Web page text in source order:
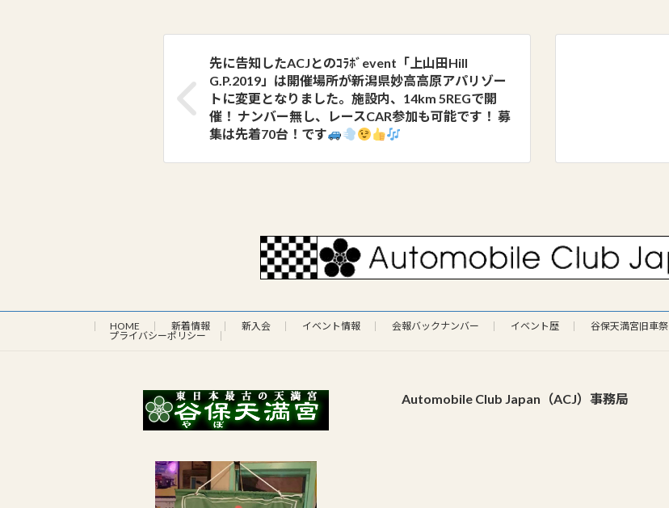
先に告知したACJとのｺﾗﾎﾞevent「上山田Hill
G.P.2019」は開催場所が新潟県妙高高原アパリゾー
トに変更となりました。施設内、14km 5REGで開
催！ ナンバー無し、レースCAR参加も可能です！ 募
集は先着70台！です
HOME 新着情報 新入会 イベント情報 会報バックナンバー イベント歴 谷保天満宮旧車祭
プライバシーポリシー
Automobile Club Japan（ACJ）事務局